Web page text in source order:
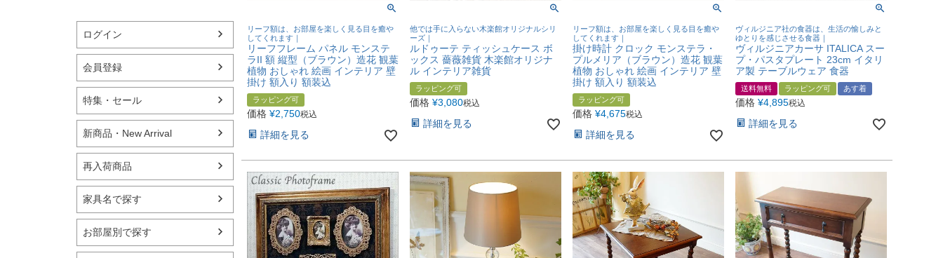
ログイン
会員登録
特集・セール
新商品・New Arrival
再入荷商品
家具名で探す
お部屋別で探す
リーフ額は、お部屋を楽しく見る目を癒や
してくれます｜
リーフフレーム パネル モンステ
ラII 額 縦型（ブラウン）造花 観葉
植物 おしゃれ 絵画 インテリア 壁
掛け 額入り 額装込
ラッピング可
価格 ¥2,750税込
詳細を見る
他では手に入らない木楽館オリジナルシリ
ーズ｜
ルドゥーテ ティッシュケース ボ
ックス 薔薇雑貨 木楽館オリジナ
ル インテリア雑貨
ラッピング可
価格 ¥3,080税込
詳細を見る
リーフ額は、お部屋を楽しく見る目を癒や
してくれます｜
掛け時計 クロック モンステラ・
プルメリア（ブラウン）造花 観葉
植物 おしゃれ 絵画 インテリア 壁
掛け 額入り 額装込
ラッピング可
価格 ¥4,675税込
詳細を見る
ヴィルジニア社の食器は、生活の愉しみと
ゆとりを感じさせる食器｜
ヴィルジニアカーサ ITALICA スー
プ・パスタプレート 23cm イタリ
ア製 テーブルウェア 食器
送料無料 ラッピング可 あす着
価格 ¥4,895税込
詳細を見る